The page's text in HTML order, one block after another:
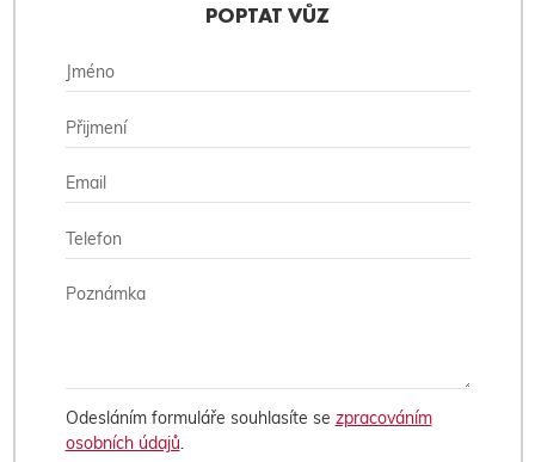
POPTAT VŮZ
Odesláním formuláře souhlasíte se zpracováním
osobních údajů.